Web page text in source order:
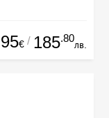
95€ / 185.80
лв.